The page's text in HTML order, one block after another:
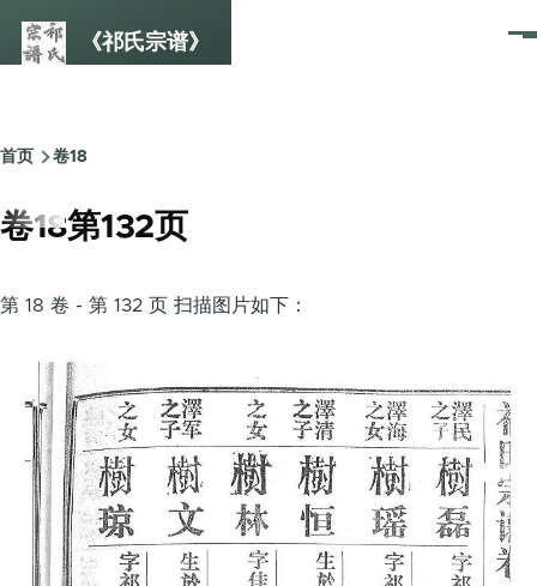
《祁氏宗谱》
菜
面
包
屑
首页 卷18
卷18第132页
第 18 卷 - 第 132 页 扫描图片如下：